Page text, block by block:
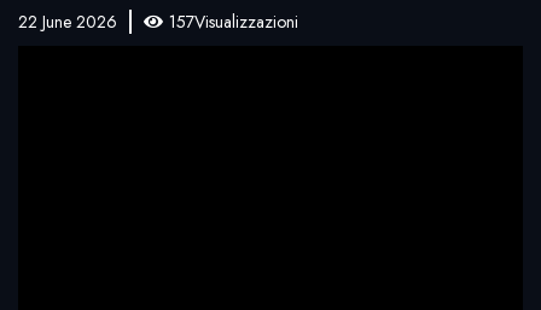
22 June 2026 157Visualizzazioni